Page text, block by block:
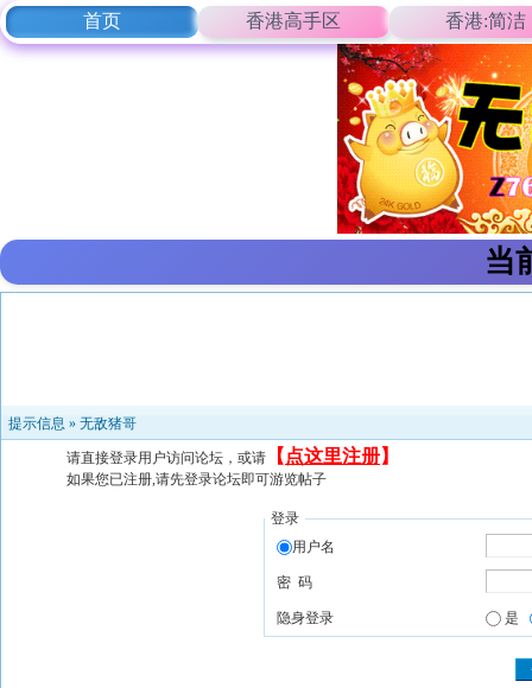
首页 香港高手区 香港:简洁
当
提示信息 » 无敌猪哥
请直接登录用户访问论坛，或请 【 点这里注册】
如果您已注册,请先登录论坛即可游览帖子
登录
用户名
密 码
隐身登录 是